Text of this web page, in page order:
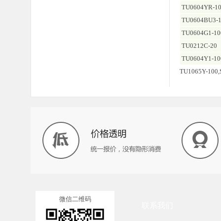
TU0604YR-
TU0604BU3-
TU0604G1-
TU0212C-20
TU0604Y1-
TU1065Y-
微信二维码